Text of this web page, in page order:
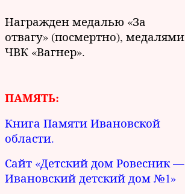
Награжден медалью «За
отвагу» (посмертно), медалями
ЧВК «Вагнер».
ПАМЯТЬ:
Книга Памяти Ивановской
области.
Сайт «Детский дом Ровесник —
Ивановский детский дом №1»